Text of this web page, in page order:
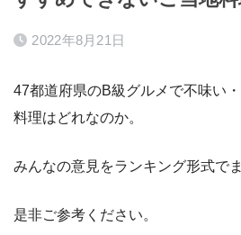
2022年8月21日
47都道府県のB級グルメで不味い
料理はどれなのか。
みんなの意見をランキング形式で
是非ご参考ください。